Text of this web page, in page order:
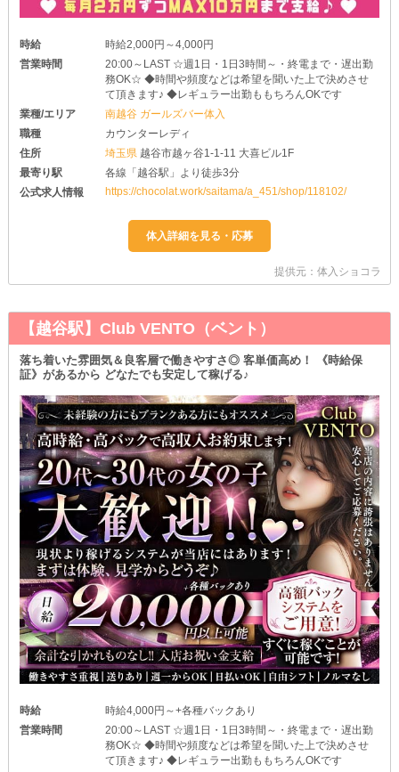
時給
時給2,000円～4,000円
営業時間
20:00～LAST ☆週1日・1日3時間～・終電まで・遅出勤
務OK☆ ◆時間や頻度などは希望を聞いた上で決めさせ
て頂きます♪ ◆レギュラー出勤ももちろんOKです
業種/エリア
南越谷 ガールズバー体入
職種
カウンターレディ
住所
埼玉県 越谷市越ヶ谷1-1-11 大喜ビル1F
最寄り駅
各線「越谷駅」より徒歩3分
公式求人情報
https://chocolat.work/saitama/a_451/shop/118102/
提供元：体入ショコラ
【越谷駅】Club VENTO（ベント）
落ち着いた雰囲気＆良客層で働きやすさ◎ 客単価高め！ 《時給保
証》があるから どなたでも安定して稼げる♪
時給
時給4,000円～+各種バックあり
営業時間
20:00～LAST ☆週1日・1日3時間～・終電まで・遅出勤
務OK☆ ◆時間や頻度などは希望を聞いた上で決めさせ
て頂きます♪ ◆レギュラー出勤ももちろんOKです